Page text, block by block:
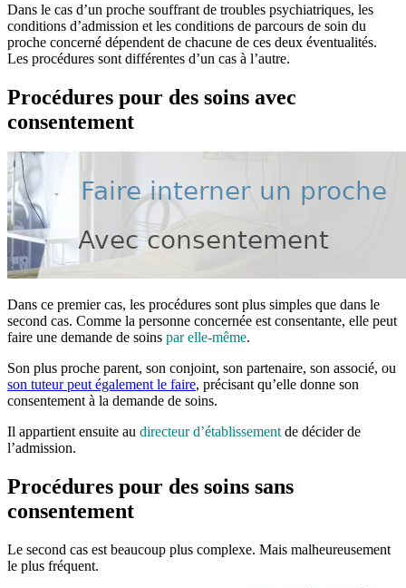
Dans le cas d’un proche souffrant de troubles psychiatriques, les
conditions d’admission et les conditions de parcours de soin du
proche concerné dépendent de chacune de ces deux éventualités.
Les procédures sont différentes d’un cas à l’autre.
Procédures pour des soins avec
consentement
Dans ce premier cas, les procédures sont plus simples que dans le
second cas. Comme la personne concernée est consentante, elle peut
faire une demande de soins par elle-même.
Son plus proche parent, son conjoint, son partenaire, son associé, ou
son tuteur peut également le faire, précisant qu’elle donne son
consentement à la demande de soins.
Il appartient ensuite au directeur d’établissementde décider de
l’admission.
Procédures pour des soins sans
consentement
Le second cas est beaucoup plus complexe. Mais malheureusement
le plus fréquent.